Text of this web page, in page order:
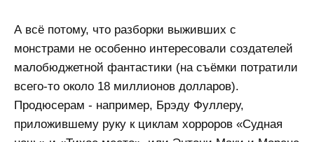
А всё потому, что разборки выживших с
монстрами не особенно интересовали создателей
малобюджетной фантастики (на съёмки потратили
всего-то около 18 миллионов долларов).
Продюсерам - например, Брэду Фуллеру,
приложившему руку к циклам хорроров «Судная